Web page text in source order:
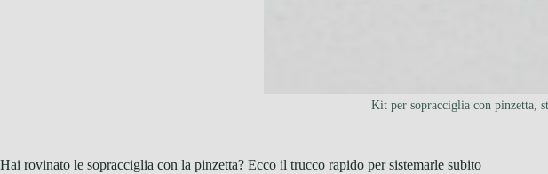
Kit per sopracciglia con pinzetta,
Hai rovinato le sopracciglia con la pinzetta? Ecco il trucco rapido per sistemarle subito